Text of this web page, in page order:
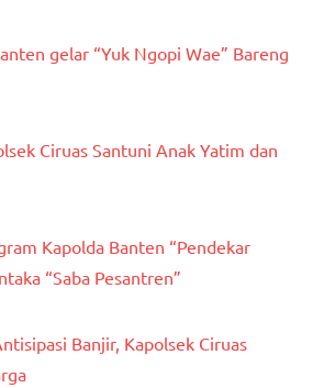
gelar “Yuk Ngopi Wae” Bareng
Ciruas Santuni Anak Yatim dan
Kapolda Banten “Pendekar
“Saba Pesantren”
Banjir, Kapolsek Ciruas